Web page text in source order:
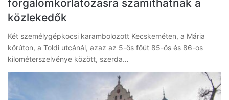
forgalomkorlátozásra számíthatnak a
közlekedők
Két személygépkocsi karambolozott Kecskeméten, a Mária
körúton, a Toldi utcánál, azaz az 5-ös főút 85-ös és 86-os
kilométerszelvénye között, szerda…